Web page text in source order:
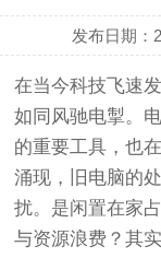
发布日期：
在当今科技飞速
如同风驰电掣。
的重要工具，也
涌现，旧电脑的
扰。是闲置在家
与资源浪费？其